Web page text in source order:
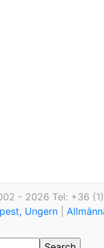
- 2026 Tel: +36
Ungern